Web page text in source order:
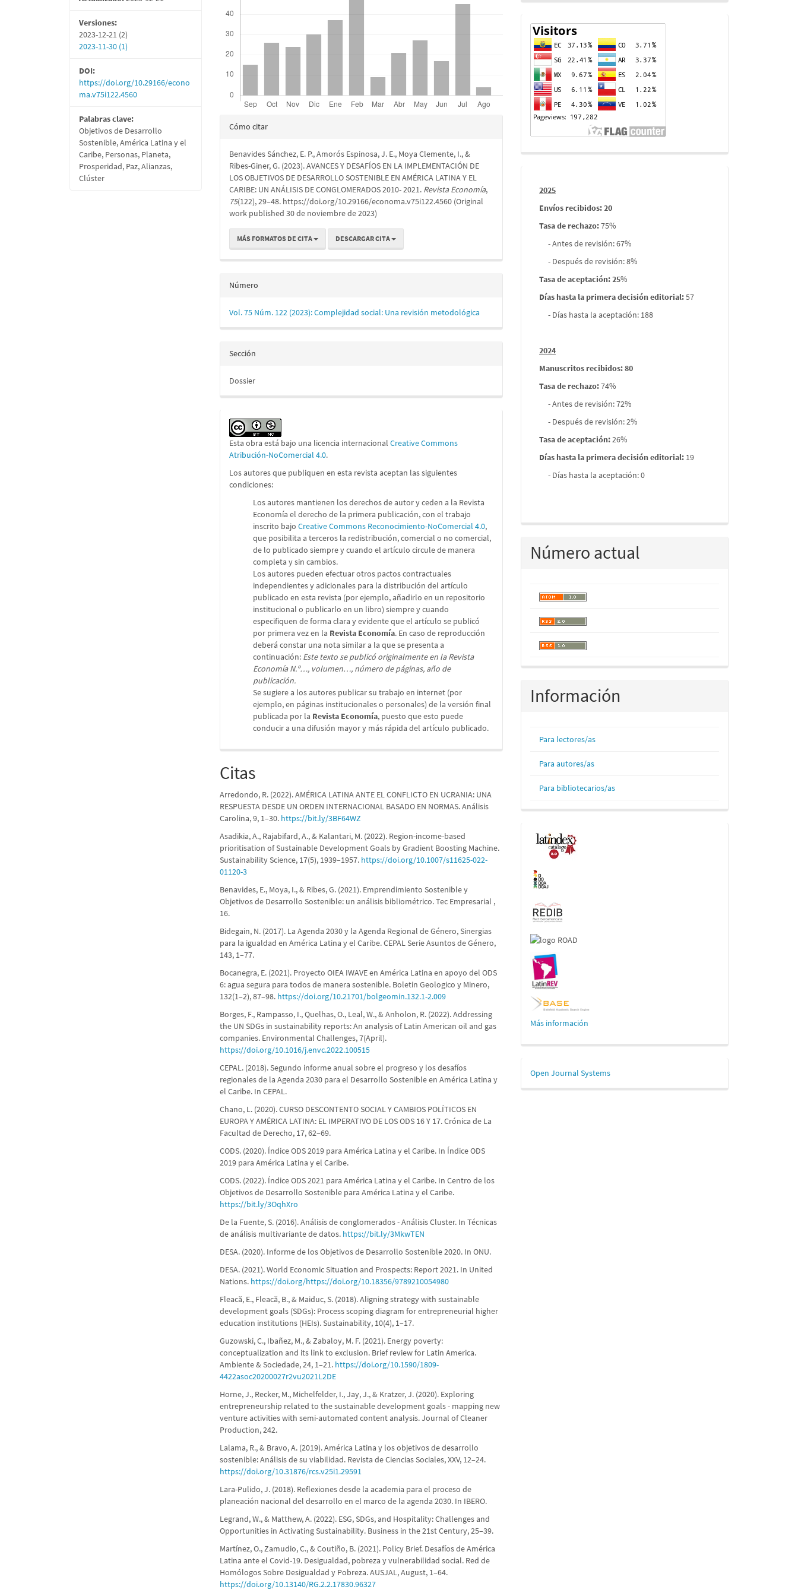
Versiones:
2023-12-21 (2)
2023-11-30 (1)
DOI:
https://doi.org/10.29166/econo
ma.v75i122.4560
Palabras clave:
Objetivos de Desarrollo
Sostenible, América Latina y el
Caribe, Personas, Planeta,
Prosperidad, Paz, Alianzas,
Clúster
Detalles
artículo
Cómo citar
Benavides Sánchez, E. P., Amorós Espinosa, J. E., Moya Clemente, I., &
Ribes-Giner, G. (2023). AVANCES Y DESAFÍOS EN LA IMPLEMENTACIÓN DE
LOS OBJETIVOS DE DESARROLLO SOSTENIBLE EN AMÉRICA LATINA Y EL
CARIBE: UN ANÁLISIS DE CONGLOMERADOS 2010- 2021. Revista Economía,
75(122), 29–48. https://doi.org/10.29166/economa.v75i122.4560 (Original
work published 30 de noviembre de 2023)
MÁS FORMATOS DE CITA DESCARGAR CITA
Número
Vol. 75 Núm. 122 (2023): Complejidad social: Una revisión metodológica
Sección
Dossier
Esta obra está bajo una licencia internacionalCreative Commons
Atribución-NoComercial 4.0.
Los autores que publiquen en esta revista aceptan las siguientes
condiciones:
Los autores mantienen los derechos de autor y ceden a la Revista
Economía el derecho de la primera publicación, con el trabajo
inscrito bajoCreative Commons Reconocimiento-NoComercial 4.0,
que posibilita a terceros la redistribución, comercial o no comercial,
de lo publicado siempre y cuando el artículo circule de manera
completa y sin cambios.
Los autores pueden efectuar otros pactos contractuales
independientes y adicionales para la distribución del artículo
publicado en esta revista (por ejemplo, añadirlo en un repositorio
institucional o publicarlo en un libro) siempre y cuando
especifiquen de forma clara y evidente que el artículo se publicó
por primera vez en la Revista Economía. En caso de reproducción
deberá constar una nota similar a la que se presenta a
continuación: Este texto se publicó originalmente en la Revista
Economía N.º…, volumen…, número de páginas, año de
publicación.
Se sugiere a los autores publicar su trabajo en internet (por
ejemplo, en páginas institucionales o personales) de la versión final
publicada por la Revista Economía, puesto que esto puede
conducir a una difusión mayor y más rápida del artículo publicado.
Citas
Arredondo, R. (2022). AMÉRICA LATINA ANTE EL CONFLICTO EN UCRANIA: UNA
RESPUESTA DESDE UN ORDEN INTERNACIONAL BASADO EN NORMAS. Análisis
Carolina, 9, 1–30. https://bit.ly/3BF64WZ
Asadikia, A., Rajabifard, A., & Kalantari, M. (2022). Region-income-based
prioritisation of Sustainable Development Goals by Gradient Boosting Machine.
Sustainability Science, 17(5), 1939–1957. https://doi.org/10.1007/s11625-022-
01120-3
Benavides, E., Moya, I., & Ribes, G. (2021). Emprendimiento Sostenible y
Objetivos de Desarrollo Sostenible: un análisis bibliométrico. Tec Empresarial ,
16.
Bidegain, N. (2017). La Agenda 2030 y la Agenda Regional de Género, Sinergias
para la igualdad en América Latina y el Caribe. CEPAL Serie Asuntos de Género,
143, 1–77.
Bocanegra, E. (2021). Proyecto OIEA IWAVE en América Latina en apoyo del ODS
6: agua segura para todos de manera sostenible. Boletin Geologico y Minero,
132(1–2), 87–98. https://doi.org/10.21701/bolgeomin.132.1-2.009
Borges, F., Rampasso, I., Quelhas, O., Leal, W., & Anholon, R. (2022). Addressing
the UN SDGs in sustainability reports: An analysis of Latin American oil and gas
companies. Environmental Challenges, 7(April).
https://doi.org/10.1016/j.envc.2022.100515
CEPAL. (2018). Segundo informe anual sobre el progreso y los desafíos
regionales de la Agenda 2030 para el Desarrollo Sostenible en América Latina y
el Caribe. In CEPAL.
Chano, L. (2020). CURSO DESCONTENTO SOCIAL Y CAMBIOS POLÍTICOS EN
EUROPA Y AMÉRICA LATINA: EL IMPERATIVO DE LOS ODS 16 Y 17. Crónica de La
Facultad de Derecho, 17, 62–69.
CODS. (2020). Índice ODS 2019 para América Latina y el Caribe. In Índice ODS
2019 para América Latina y el Caribe.
CODS. (2022). Índice ODS 2021 para América Latina y el Caribe. In Centro de los
Objetivos de Desarrollo Sostenible para América Latina y el Caribe.
https://bit.ly/3OqhXro
De la Fuente, S. (2016). Análisis de conglomerados - Análisis Cluster. In Técnicas
de análisis multivariante de datos. https://bit.ly/3MkwTEN
DESA. (2020). Informe de los Objetivos de Desarrollo Sostenible 2020. In ONU.
DESA. (2021). World Economic Situation and Prospects: Report 2021. In United
Nations. https://doi.org/https://doi.org/10.18356/9789210054980
Fleacă, E., Fleacă, B., & Maiduc, S. (2018). Aligning strategy with sustainable
development goals (SDGs): Process scoping diagram for entrepreneurial higher
education institutions (HEIs). Sustainability, 10(4), 1–17.
Guzowski, C., Ibañez, M., & Zabaloy, M. F. (2021). Energy poverty:
conceptualization and its link to exclusion. Brief review for Latin America.
Ambiente & Sociedade, 24, 1–21. https://doi.org/10.1590/1809-
4422asoc20200027r2vu2021L2DE
Horne, J., Recker, M., Michelfelder, I., Jay, J., & Kratzer, J. (2020). Exploring
entrepreneurship related to the sustainable development goals - mapping new
venture activities with semi-automated content analysis. Journal of Cleaner
Production, 242.
Lalama, R., & Bravo, A. (2019). América Latina y los objetivos de desarrollo
sostenible: Análisis de su viabilidad. Revista de Ciencias Sociales, XXV, 12–24.
https://doi.org/10.31876/rcs.v25i1.29591
Lara-Pulido, J. (2018). Reflexiones desde la academia para el proceso de
planeación nacional del desarrollo en el marco de la agenda 2030. In IBERO.
Legrand, W., & Matthew, A. (2022). ESG, SDGs, and Hospitality: Challenges and
Opportunities in Activating Sustainability. Business in the 21st Century, 25–39.
Martínez, O., Zamudio, C., & Coutiño, B. (2021). Policy Brief. Desafíos de América
Latina ante el Covid-19. Desigualdad, pobreza y vulnerabilidad social. Red de
Homólogos Sobre Desigualdad y Pobreza. AUSJAL, August, 1–64.
https://doi.org/10.13140/RG.2.2.17830.96327
Contador
de
visitas
Informes
envios
2025
Envíos recibidos: 20
Tasa de rechazo:75%
- Antes de revisión: 67%
- Después de revisión: 8%
Tasa de aceptación: 25%
Días hasta la primera decisión editorial:57
- Días hasta la aceptación: 188
2024
Manuscritos recibidos: 80
Tasa de rechazo:74%
- Antes de revisión: 72%
- Después de revisión: 2%
Tasa de aceptación:26%
Días hasta la primera decisión editorial: 19
- Días hasta la aceptación: 0
Número actual
Información
Para lectores/as
Para autores/as
Para bibliotecarios/as
Indexaciones
Más información
Desarrollado
por
Open Journal Systems